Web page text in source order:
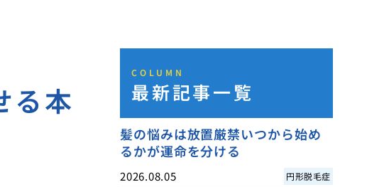
る本
COLUMN
最新記事一覧
髪の悩みは放置厳禁いつから始め
るかが運命を分ける
2026.08.05 円形脱毛症